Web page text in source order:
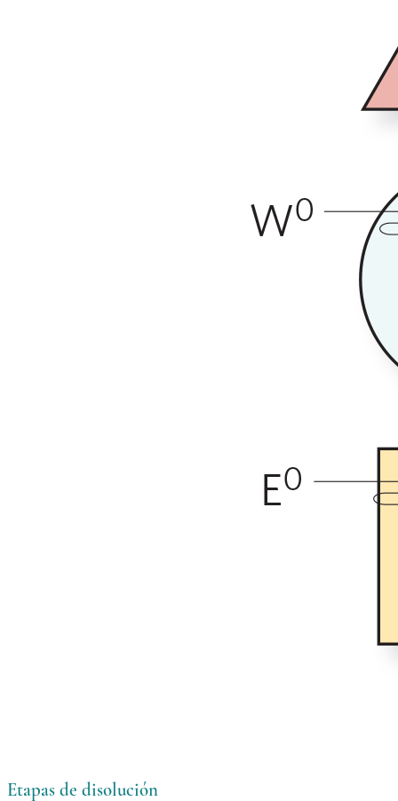
Etapas de disolución